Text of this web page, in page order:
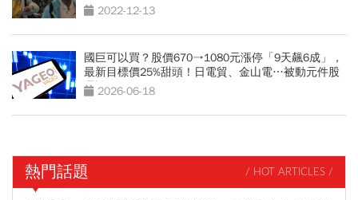
2022-12-13
國巨可以買？股價670→1080元漲停「9天飆6成」，
最新目標價25%甜頭！日電貿、金山電…被動元件股
選誰好
2026-06-18
熱門話題 / HOT ARTICLES /